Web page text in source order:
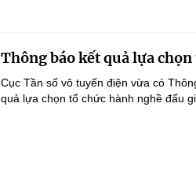
Thông báo kết quả lựa
Cục Tần số vô tuyến điện vừa có
quả lựa chọn tổ chức hành nghề đấu